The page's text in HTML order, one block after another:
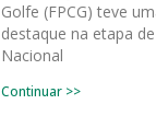
Golfe (FPCG) teve
destaque na etapa
Nacional
Continuar >>